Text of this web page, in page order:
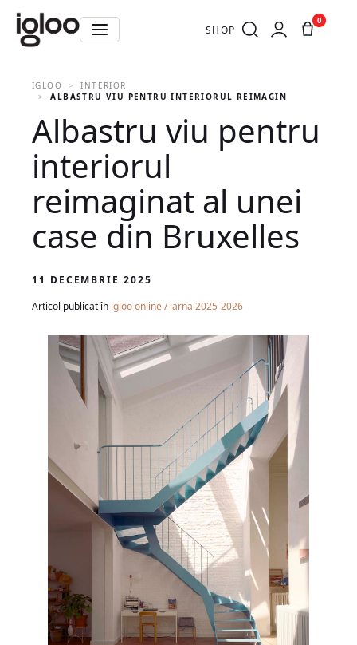
SHOP
0
IGLOO
INTERIOR
ALBASTRU VIU PENTRU INTERIORUL REIMAGINAT AL UNEI
Albastru viu pentru
interiorul
reimaginat al unei
case din Bruxelles
11 DECEMBRIE 2025
Articol publicat în igloo online / iarna 2025-2026